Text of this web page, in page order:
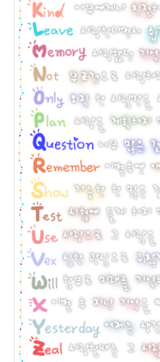
월
12
2007
년
3
월
9
2007
년
4
월
10
2007
년
5
월
2
2007
년
6
월
3
2007
년
7
월
11
2007
년
8
월